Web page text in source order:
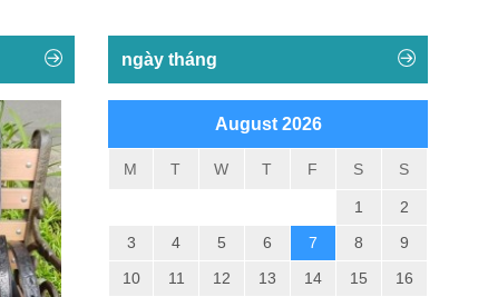
ngày tháng
August 2026
M T W T F S S
1
2
3
4 5 6 7 8
9
10
11 12 13 14 15 16